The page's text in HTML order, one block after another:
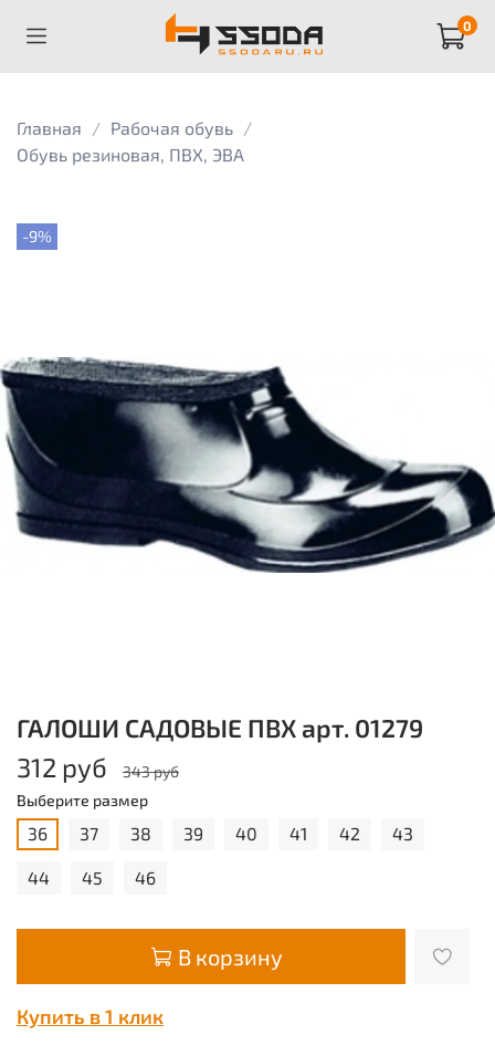
0
Главная
Рабочая обувь
Обувь резиновая, ПВХ, ЭВА
-9%
ГАЛОШИ САДОВЫЕ ПВХ арт. 01279
312 руб
343 руб
Выберите размер
36 37 38 39 40 41 42 43
44 45 46
В корзину
Купить в 1 клик